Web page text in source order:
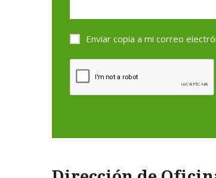
Enviar copia a mi correo